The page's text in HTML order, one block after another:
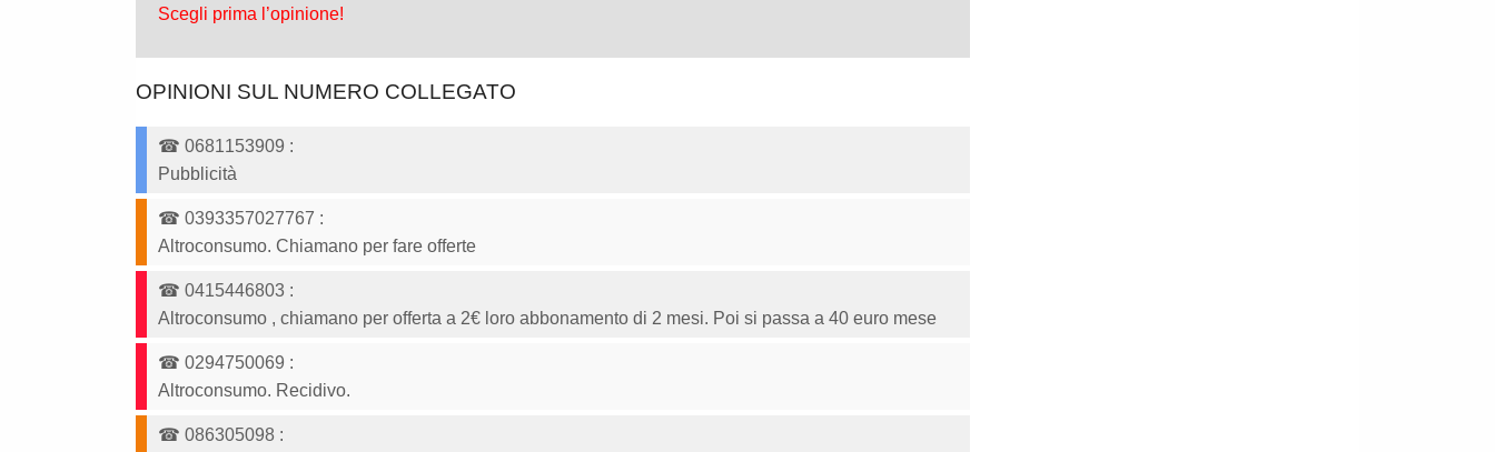
Scegli prima l’opinione!
OPINIONI SUL NUMERO COLLEGATO
☎ 0681153909 :
Pubblicità
☎ 0393357027767 :
Altroconsumo. Chiamano per fare offerte
☎ 0415446803 :
Altroconsumo , chiamano per offerta a 2€ loro abbonamento di 2 mesi. Poi si passa a 40 euro mese
☎ 0294750069 :
Altroconsumo. Recidivo.
☎ 086305098 :